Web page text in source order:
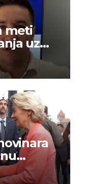
meti
uz
pomoć